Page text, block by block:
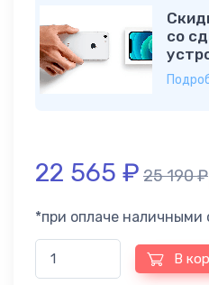
со
22 565 ₽ 25 190₽
*при оплаче наличными
В